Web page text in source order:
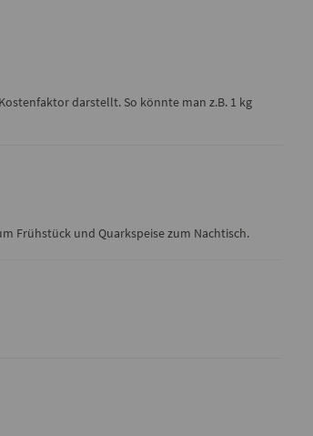
darstellt. So könnte man z.B. 1 kg
Frühstück und Quarkspeise zum Nachtisch.